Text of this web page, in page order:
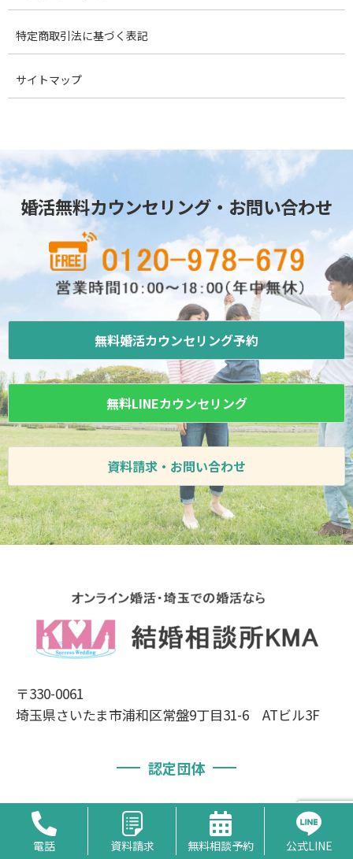
特定商取引法に基づく表記
サイトマップ
婚活無料カウンセリング・お問い合わせ
無料婚活カウンセリング予約
無料LINEカウンセリング
資料請求・お問い合わせ
〒330-0061
埼玉県さいたま市浦和区常盤9丁目31-6 ATビル3F
認定団体
電話 資料請求 無料相談予約 公式LINE